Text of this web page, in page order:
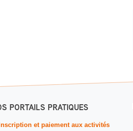
PORTAILS PRATIQUES
et paiement aux activités